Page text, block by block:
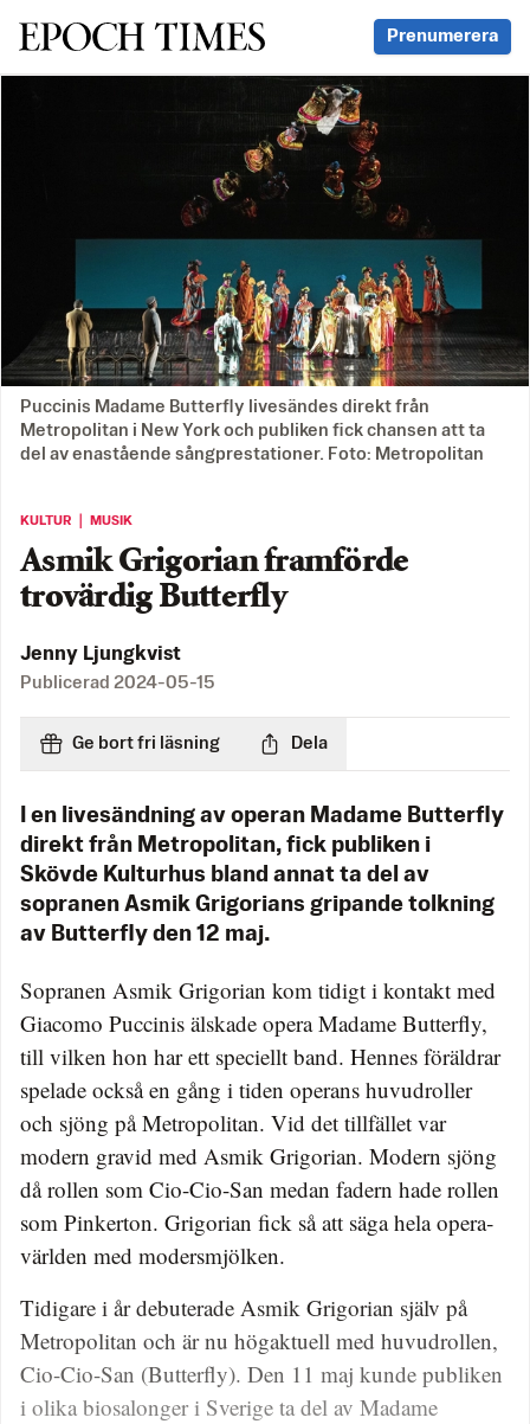
Svenska Epoch Times Prenumerera
Puccinis Madame Butterfly livesändes direkt från
Metropolitan i New York och publiken fick chansen att ta
del av enastående sångprestationer. Foto: Metropolitan
KULTUR ｜ MUSIK
Asmik Grigorian framförde
trovärdig Butterfly
Jenny Ljungkvist
Publicerad 2024-05-15
Ge bort fri läsning Dela
I en livesändning av operan Madame Butterfly
direkt från Metropolitan, fick publiken i
Skövde Kulturhus bland annat ta del av
sopranen Asmik Grigorians gripande tolkning
av Butterfly den 12 maj.
Sopranen Asmik Grigorian kom tidigt i kontakt med
Giacomo Puccinis älskade opera Madame Butterfly,
till vilken hon har ett speciellt band. Hennes föräldrar
spelade också en gång i tiden operans huvudroller
och sjöng på Metropolitan. Vid det tillfället var
modern gravid med Asmik Grigorian. Modern sjöng
då rollen som Cio-Cio-San medan fadern hade rollen
som Pinkerton. Grigorian fick så att säga hela opera­
världen med modersmjölken.
Tidigare i år debuterade Asmik Grigorian själv på
Metropolitan och är nu högaktuell med huvudrollen,
Cio-Cio-San (Butterfly). Den 11 maj kunde publiken
i olika biosalonger i Sverige ta del av Madame